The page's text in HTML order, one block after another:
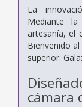
La
Mediante
artesanía, el
Bienvenido
superior.
cámara